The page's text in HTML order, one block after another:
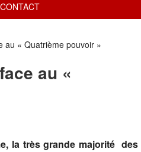
CONTACT
au « Quatrième pouvoir »
au «
la très grande majorité des